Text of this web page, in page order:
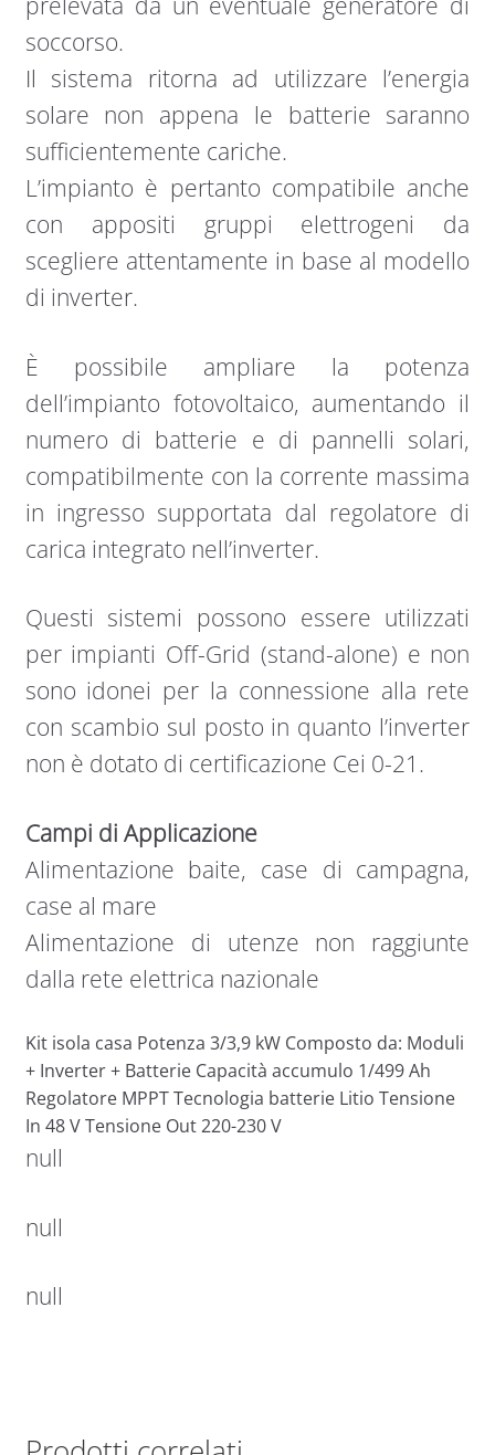
soccorso.
Il sistema ritorna ad utilizzare l’energia
solare non appena le batterie saranno
sufficientemente cariche.
L’impianto è pertanto compatibile anche
con appositi gruppi elettrogeni da
scegliere attentamente in base al modello
di inverter.
È possibile ampliare la potenza
dell’impianto fotovoltaico, aumentando il
numero di batterie e di pannelli solari,
compatibilmente con la corrente massima
in ingresso supportata dal regolatore di
carica integrato nell’inverter.
Questi sistemi possono essere utilizzati
per impianti Off-Grid (stand-alone) e non
sono idonei per la connessione alla rete
con scambio sul posto in quanto l’inverter
non è dotato di certificazione Cei 0-21.
Campi di Applicazione
Alimentazione baite, case di campagna,
case al mare
Alimentazione di utenze non raggiunte
dalla rete elettrica nazionale
Kit isola casa Potenza 3/3,9 kW Composto da: Moduli
+ Inverter + Batterie Capacità accumulo 1/499 Ah
Regolatore MPPT Tecnologia batterie Litio Tensione
In 48 V Tensione Out 220-230 V
null
null
null